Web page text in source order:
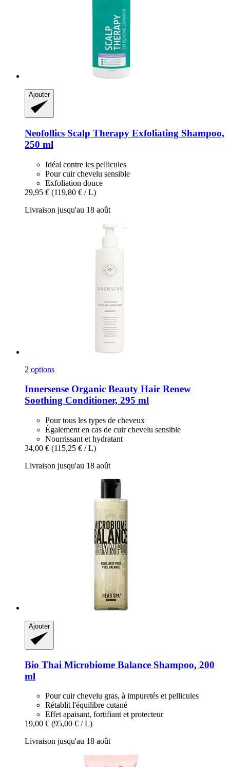
Ajouter
Neofollics Scalp Therapy Exfoliating Shampoo,
250 ml
Idéal contre les pellicules
Pour cuir chevelu sensible
Exfoliation douce
29,95 € (119,80 € / L)
Livraison jusqu'au 18 août
2 options
Innersense Organic Beauty Hair Renew
Soothing Conditioner, 295 ml
Pour tous les types de cheveux
Également en cas de cuir chevelu sensible
Nourrissant et hydratant
34,00 € (115,25 € / L)
Livraison jusqu'au 18 août
Ajouter
Bio Thai Microbiome Balance Shampoo, 200
ml
Pour cuir chevelu gras, à impuretés et pellicules
Rétablit l'équilibre cutané
Effet apaisant, fortifiant et protecteur
19,00 € (95,00 € / L)
Livraison jusqu'au 18 août